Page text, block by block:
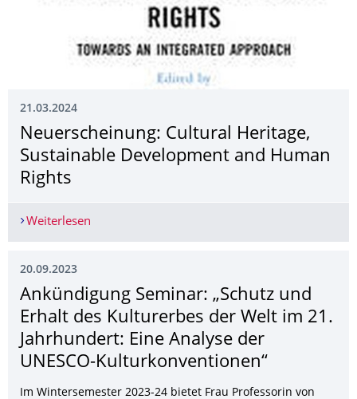
21.03.2024
Neuerscheinung: Cultural Heritage,
Sustainable Development and Human
Rights
Weiterlesen
20.09.2023
Ankündigung Seminar: „Schutz und
Erhalt des Kulturerbes der Welt im 21.
Jahrhundert: Eine Analyse der
UNESCO-Kulturkonventionen“
Im Wintersemester 2023-24 bietet Frau Professorin von